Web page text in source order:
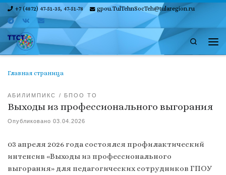
Skip to content
+7 (4872) 47-51-35, 47-51-78 gpou.TulTehnSocTeh@tularegion.ru
Search
Главная страница
АБИЛИМПИКС БПОО ТО
Выходы из профессионального выгорания
Опубликовано 03.04.2026
03 апреля 2026 года состоялся профилактический
интенсив «Выходы из профессионального
выгорания» для педагогических сотрудников ГПОУ